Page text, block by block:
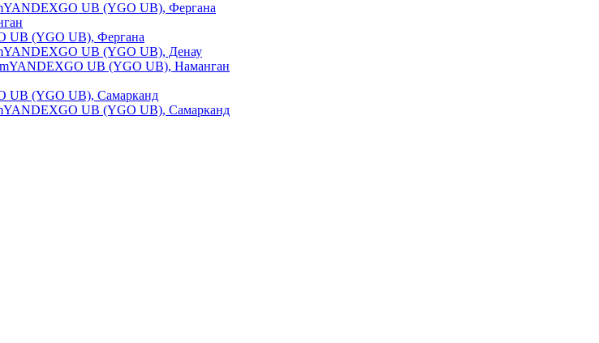
YANDEXGO UB (YGO UB), Фергана
UB (YGO UB), Фергана
YANDEXGO UB (YGO UB), Денау
YANDEXGO UB (YGO UB), Наманган
UB (YGO UB), Самарканд
YANDEXGO UB (YGO UB), Самарканд